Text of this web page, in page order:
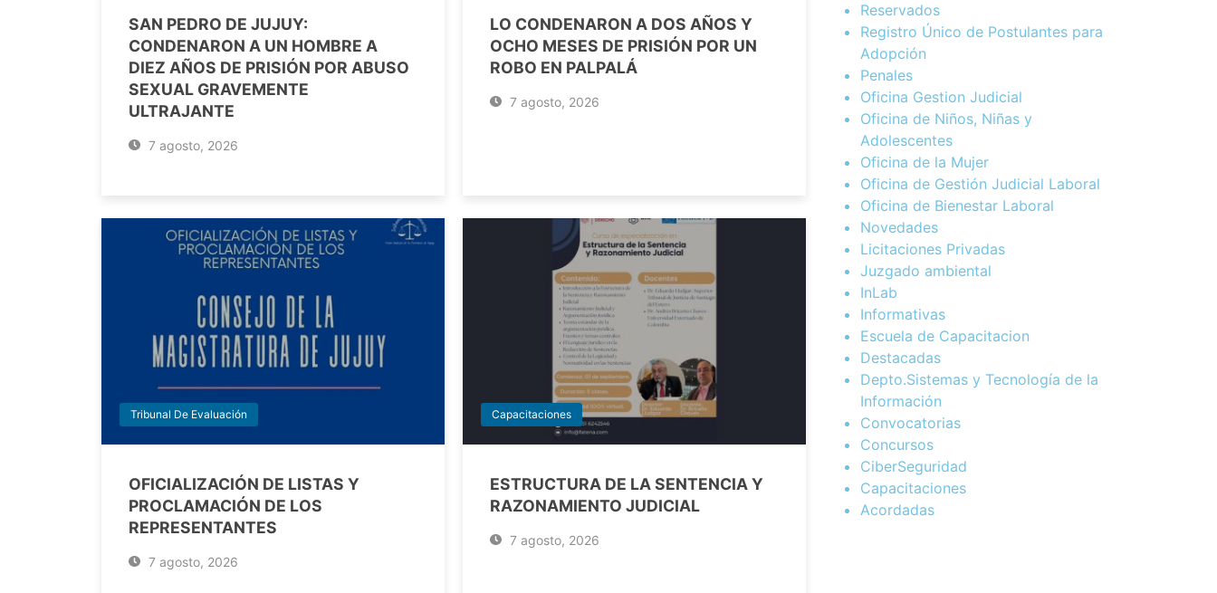
SAN PEDRO DE JUJUY:
CONDENARON A UN HOMBRE A
DIEZ AÑOS DE PRISIÓN POR ABUSO
SEXUAL GRAVEMENTE
ULTRAJANTE
7 agosto, 2026
LO CONDENARON A DOS AÑOS Y
OCHO MESES DE PRISIÓN POR UN
ROBO EN PALPALÁ
7 agosto, 2026
Tribunal De Evaluación
OFICIALIZACIÓN DE LISTAS Y
PROCLAMACIÓN DE LOS
REPRESENTANTES
7 agosto, 2026
Capacitaciones
ESTRUCTURA DE LA SENTENCIA Y
RAZONAMIENTO JUDICIAL
7 agosto, 2026
Reservados
Registro Único de Postulantes para
Adopción
Penales
Oficina Gestion Judicial
Oficina de Niños, Niñas y
Adolescentes
Oficina de la Mujer
Oficina de Gestión Judicial Laboral
Oficina de Bienestar Laboral
Novedades
Licitaciones Privadas
Juzgado ambiental
InLab
Informativas
Escuela de Capacitacion
Destacadas
Depto.Sistemas y Tecnología de la
Información
Convocatorias
Concursos
CiberSeguridad
Capacitaciones
Acordadas